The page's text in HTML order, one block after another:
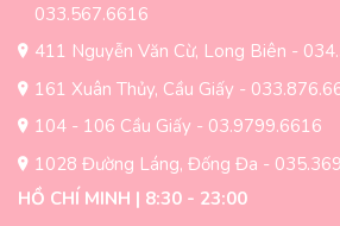
thể
chọn
trên
trang
sản
phẩm
033.567.6616
411 Nguyễn Văn Cừ, Long Biên -
161 Xuân Thủy, Cầu Giấy -
104 - 106 Cầu Giấy - 03.9799.6616
1028 Đường Láng, Đống Đa -
HỒ CHÍ MINH | 8:30 - 23:00